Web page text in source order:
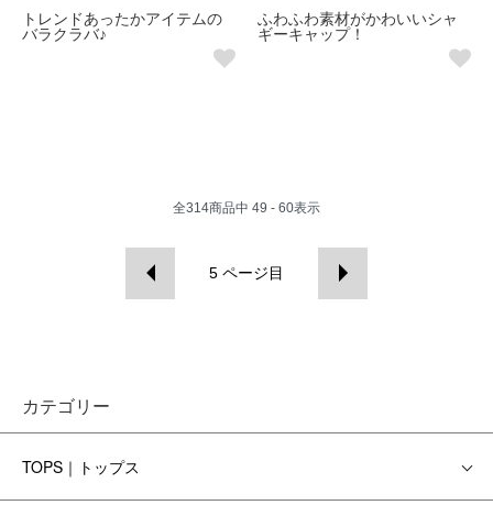
トレンドあったかアイテムの
バラクラバ♪
ふわふわ素材がかわいいシャ
ギーキャップ！
全314商品中 49 - 60表示
5 ページ目
カテゴリー
TOPS｜トップス